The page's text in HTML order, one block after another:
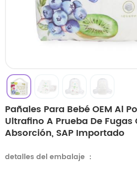
Pañales Para Bebé OEM Al
Ultrafino A Prueba De Fugas
Absorción, SAP Importado
detalles del embalaje ：